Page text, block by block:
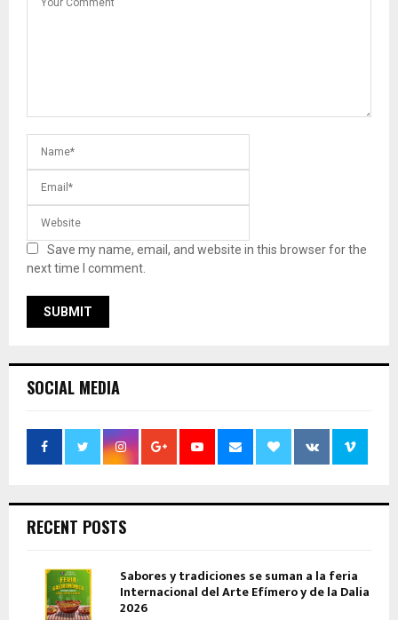
Save my name, email, and website in this browser for the
next time I comment.
SOCIAL MEDIA
RECENT POSTS
Sabores y tradiciones se suman a la feria
Internacional del Arte Efímero y de la Dalia
2026